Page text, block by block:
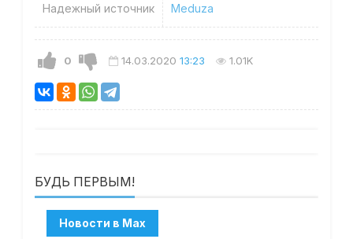
Надежный источник Meduza
0 14.03.2020 13:23 1.01K
БУДЬ ПЕРВЫМ!